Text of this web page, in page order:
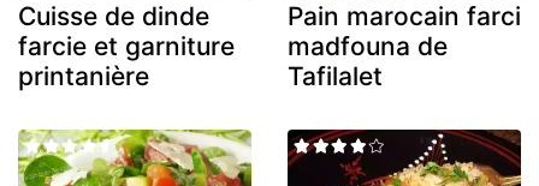
Cuisse de dinde
farcie et garniture
printanière
Pain marocain farci
madfouna de
Tafilalet